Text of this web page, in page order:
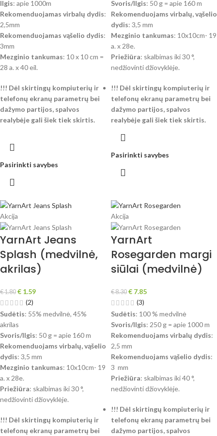
Ilgis: apie 1000m
Rekomenduojamas virbalų dydis:
2,5mm
Rekomenduojamas vąšelio dydis:
3mm
Mezginio tankumas: 10 x 10 cm =
28 a. x 40 eil.
!!! Dėl skirtingų kompiuterių ir
telefonų ekranų parametrų bei
dažymo partijos, spalvos
realybėje gali šiek tiek skirtis.
Pasirinkti savybes
Svoris/Ilgis: 50 g = apie 160 m
Rekomenduojams virbalų, vąšelio
dydis: 3,5 mm
Mezginio tankumas: 10x10cm- 19
a. x 28e.
Priežiūra: skalbimas iki 30 °,
nedžiovinti džiovyklėje.
!!! Dėl skirtingų kompiuterių ir
telefonų ekranų parametrų bei
dažymo partijos, spalvos
realybėje gali šiek tiek skirtis.
Pasirinkti savybes
Akcija
YarnArt Jeans
Splash (medvilnė,
akrilas)
€1.80 € 1.59
(2)
Sudėtis: 55% medvilnė, 45%
akrilas
Svoris/Ilgis: 50 g = apie 160 m
Rekomenduojams virbalų, vąšelio
dydis: 3,5 mm
Mezginio tankumas: 10x10cm- 19
a. x 28e.
Priežiūra: skalbimas iki 30 °,
nedžiovinti džiovyklėje.
!!! Dėl skirtingų kompiuterių ir
telefonų ekranų parametrų bei
Akcija
YarnArt
Rosegarden margi
siūlai (medvilnė)
€8.30 € 7.85
(3)
Sudėtis: 100 % medvilnė
Svoris/Ilgis: 250 g = apie 1000 m
Rekomenduojams virbalų dydis:
2,5 mm
Rekomenduojams vąšelio dydis:
3 mm
Priežiūra: skalbimas iki 40 °,
nedžiovinti džiovyklėje.
!!! Dėl skirtingų kompiuterių ir
telefonų ekranų parametrų bei
dažymo partijos, spalvos